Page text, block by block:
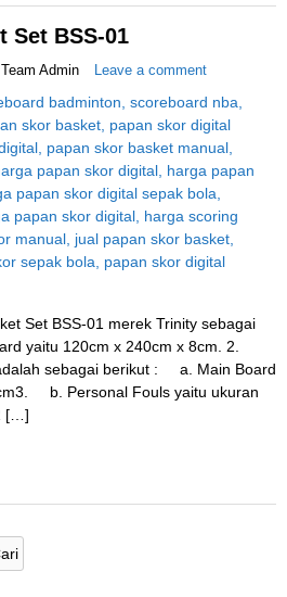
Set BSS-01
Team Admin Leave a comment
Set BSS-01 merek Trinity sebagai
yaitu 120cm x 240cm x 8cm. 2.
sebagai berikut : a. Main Board
b. Personal Fouls yaitu ukuran
[…]